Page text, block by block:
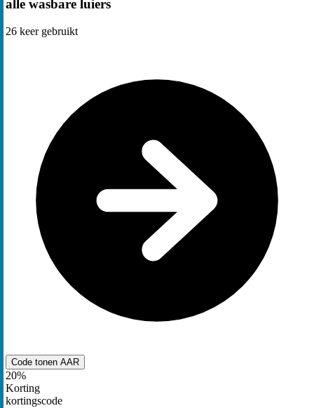
alle wasbare luiers
26 keer gebruikt
Code tonen AAR
20%
Korting
kortingscode